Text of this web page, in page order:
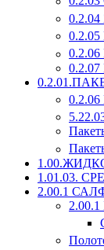
0.2.04
1.01.03.
2.00.1